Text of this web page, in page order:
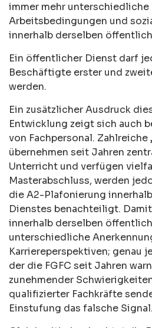
immer mehr unterschiedliche
Arbeitsbedingungen und
innerhalb derselben
Ein öffentlicher Dienst darf
Beschäftigte erster und
werden.
Ein zusätzlicher Ausdruck
Entwicklung zeigt sich auch
von Fachpersonal. Zahlreiche
übernehmen seit Jahren
Unterricht und verfügen
Masterabschluss, werden
die A2-Plafonierung
Dienstes benachteiligt.
innerhalb derselben
unterschiedliche
Karriereperspektiven; genau
der die FGFC seit Jahren
zunehmender
qualifizierter Fachkräfte
Einstufung das falsche Signal.